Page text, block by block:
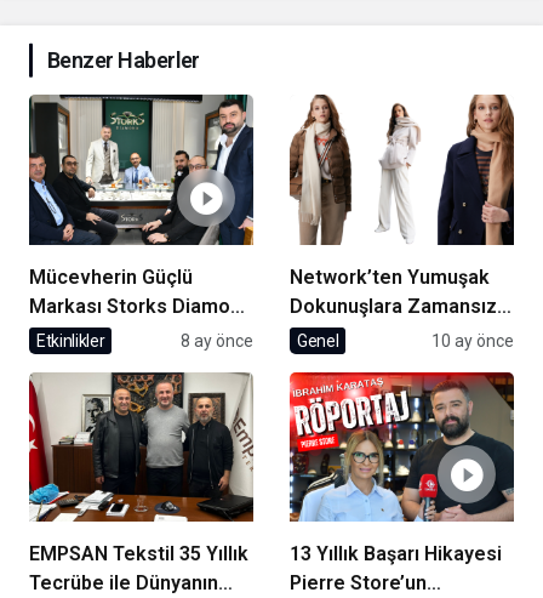
Benzer Haberler
Mücevherin Güçlü
Markası Storks Diamond
Beylikdüzü’nde Açıldı
Etkinlikler 8 ay önce
Network’ten Yumuşak
Dokunuşlara Zamansız
Şıklık
Genel 10 ay önce
EMPSAN Tekstil 35 Yıllık
Tecrübe ile Dünyanın
13 Yıllık Başarı Hikayesi
Pierre Store’un